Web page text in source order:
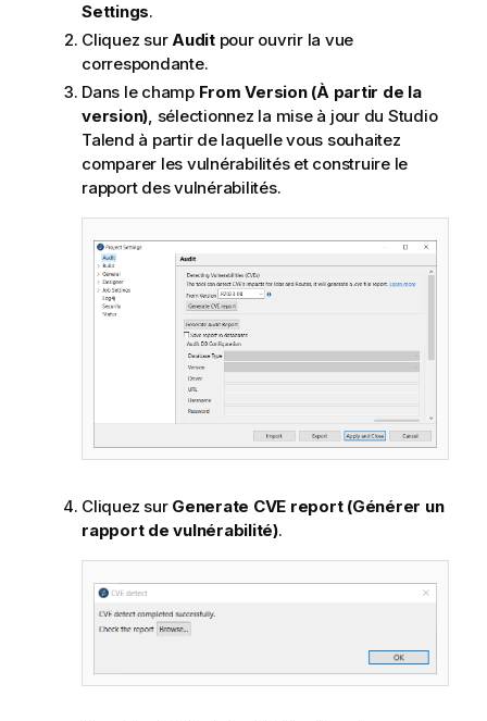
Settings.
Cliquez surAuditpour ouvrir la vue
correspondante.
Dans le champ From Version (À partir de la
version), sélectionnez la mise à jour du Studio
Talend à partir de laquelle vous souhaitez
comparer les vulnérabilités et construire le
rapport des vulnérabilités.
Cliquez sur Generate CVE report (Générer un
rapport de vulnérabilité).